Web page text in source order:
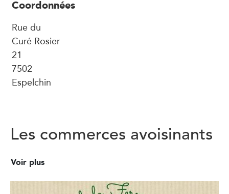
Coordonnées
Rue du
Curé Rosier
21
7502
Espelchin
Les commerces avoisinants
Voir plus